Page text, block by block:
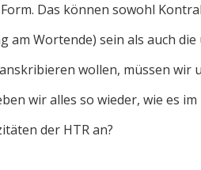
Das können sowohl
am Wortende) sein als auch
wollen, müssen wir
wir alles so wieder, wie es
der HTR an?